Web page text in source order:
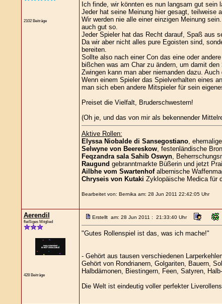
2102 Beiträge
Ich finde, wir könnten es nun langsam gut sein
Jeder hat seine Meinung hier gesagt, teilweise
Wir werden nie alle einer einzigen Meinung
auch gut so.
Jeder Spieler hat das Recht darauf, Spaß aus
Da wir aber nicht alles pure Egoisten sind,
bereiten.
Sollte also nach einer Con das eine oder
bißchen was am Char zu ändern, um damit
Zwingen kann man aber niemanden dazu.
Wenn einem Spieler das Spielverhalten eines
man sich eben andere Mitspieler für sein
Preiset die Vielfalt, Bruderschwestern!
(Oh je, und das von mir als bekennender
Aktive Rollen:
Elyssa Niobalde di Sansegostiano,
Selwyne von Beereskow, festenländische
Feqzandra sala Sahib Oswyn,
Raugund gebranntmarkte Büßerin und jetzt
Ailbhe vom Swartenhofalbernische
Chryseis von Kutaki Zyklopäische Medica für
Bearbeitet von: Bernika am: 28 Jun 2011 22:42:05 Uhr
Aerendil
fleißiges Mitglied
428 Beiträge
Erstellt am: 28 Jun 2011 : 21:33:40 Uhr
"Gutes Rollenspiel ist das, was ich mache!"
- Gehört aus tausen verschiedenen
Gehört von Rondrianern, Golgariten, Bauern,
Halbdämonen, Biestingern, Feen, Satyren,
Die Welt ist eindeutig voller perfekter